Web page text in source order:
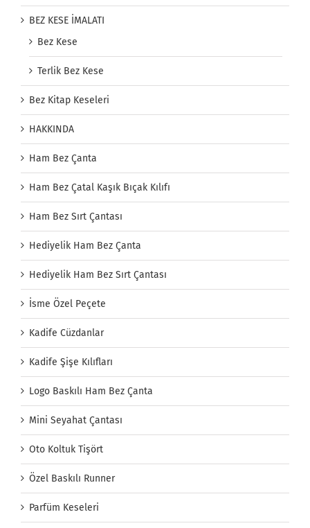
BEZ KESE İMALATI
Bez Kese
Terlik Bez Kese
Bez Kitap Keseleri
HAKKINDA
Ham Bez Çanta
Ham Bez Çatal Kaşık Bıçak Kılıfı
Ham Bez Sırt Çantası
Hediyelik Ham Bez Çanta
Hediyelik Ham Bez Sırt Çantası
İsme Özel Peçete
Kadife Cüzdanlar
Kadife Şişe Kılıfları
Logo Baskılı Ham Bez Çanta
Mini Seyahat Çantası
Oto Koltuk Tişört
Özel Baskılı Runner
Parfüm Keseleri